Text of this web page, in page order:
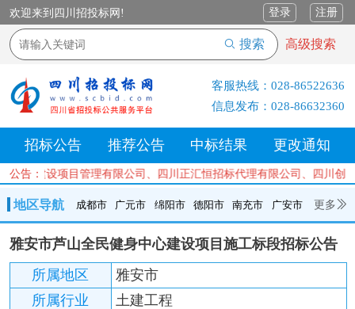
欢迎来到四川招投标网! 登录 注册
搜索 高级搜索
客服热线： 028-86522636
信息发布： 028-86632360
招标公告 推荐公告 中标结果 更改通知
公告：设项目管理有限公司、四川正汇恒招标代理有限公司、
地区导航 成都市 广元市 绵阳市 德阳市 南充市 广安市 更多
成都市 广元市 绵阳市 德阳市 南充市 广安市
遂宁市
内江市
乐山市 自贡市 泸州市 宜宾市 攀枝花
巴中市
达州市
资阳市 眉山市 雅安市 阿坝州 甘孜州 凉山州
雅安市芦山全民健身中心建设项目施工标段招标公告
所属地区
雅安市
所属行业
土建工程